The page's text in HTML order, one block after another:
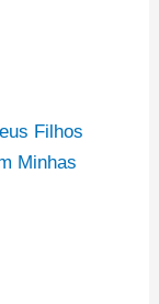
Filhos
Minhas